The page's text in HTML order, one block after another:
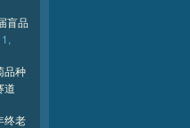
盲品
品种
道
终老